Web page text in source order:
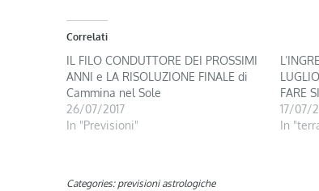
Correlati
IL FILO CONDUTTORE DEI PROSSIMI
ANNI e LA RISOLUZIONE FINALE di
Cammina nel Sole
26/07/2017
In "Previsioni"
FARE
17/07/
In
Categories: previsioni astrologiche